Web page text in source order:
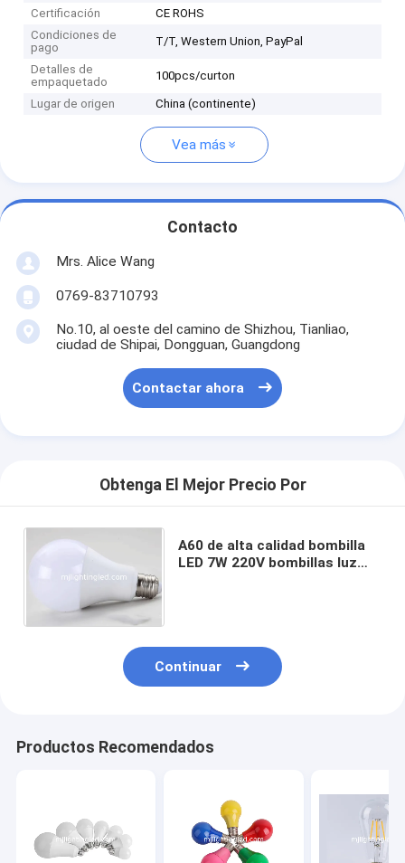
Certificación
CE ROHS
Condiciones de
pago
T/T, Western Union, PayPal
Detalles de
empaquetado
100pcs/curton
Lugar de origen China (continente)
Vea más
Contacto
Mrs. Alice Wang
0769-83710793
No.10, al oeste del camino de Shizhou, Tianliao,
ciudad de Shipai, Dongguan, Guangdong
Contactar ahora
Obtenga El Mejor Precio Por
A60 de alta calidad bombilla
LED 7W 220V bombillas luz
Continuar
Productos Recomendados